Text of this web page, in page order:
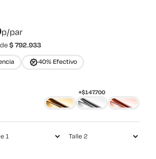
p/par
$792.933
40% Efectivo